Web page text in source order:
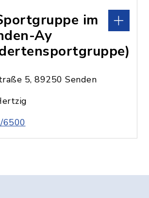
im
Ay
5, 89250 Senden
6500